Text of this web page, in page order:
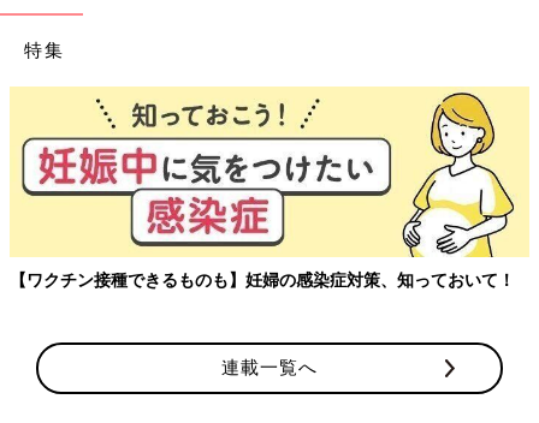
特集
【ワクチン接種できるものも】妊婦の感染症対策、知っておいて！
連載一覧へ